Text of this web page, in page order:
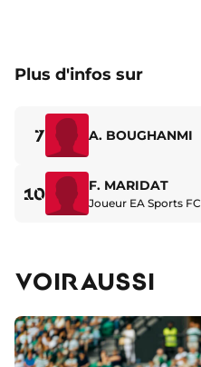
Plus d'infos sur
7 A. BOUGHANMI
10 F. MARIDAT
Joueur EA Sports FC
VOIR AUSSI